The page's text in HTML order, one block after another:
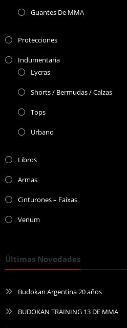
Guantes De MMA
Protecciones
Indumentaria
Lycras
Shorts / Bermudas / Calzas
Tops
Urbano
Libros
Armas
Cinturones – Faixas
Venum
Últimas Novedades
Budokan Argentina 20 años
BUDOKAN TRAINING 13 DE MMA